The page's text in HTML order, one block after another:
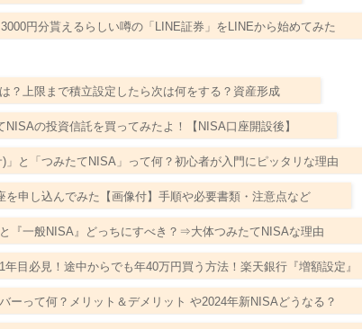
円分貰えるらしい噂の「LINE証券」をLINEから始めてみた
？上限まで積立設定したら次は何をする？資産形成
NISAの投資信託を買ってみたよ！【NISA口座開設後】
」と「つみたてNISA」って何？初心者が入門にピッタリな理由
を申し込んでみた【画像付】手順や必要書類・注意点など
と『一般NISA』どっちにすべき？⇒大体つみたてNISAな理由
年目必見！途中からでも年40万円買う方法！楽天銀行『増額設定』
ーって何？メリット＆デメリット や2024年新NISAどうなる？